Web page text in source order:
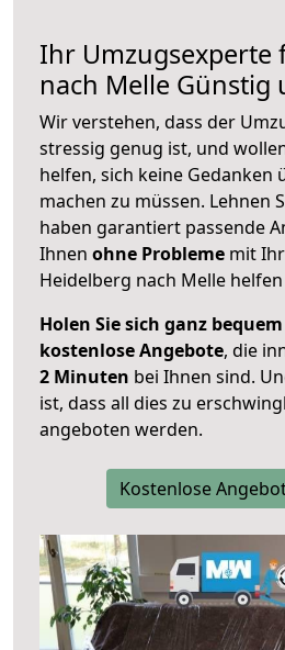
Ihr Umzugsexperte
nach Melle Günstig
Wir verstehen, dass der
stressig genug ist, und
helfen, sich keine Gedanken
machen zu müssen. Lehnen
haben garantiert passende
Ihnen ohne Probleme mit
Heidelberg nach Melle
Holen Sie sich ganz
kostenlose Angebote, die
2 Minuten bei Ihnen sind.
ist, dass all dies zu
angeboten werden.
Kostenlose